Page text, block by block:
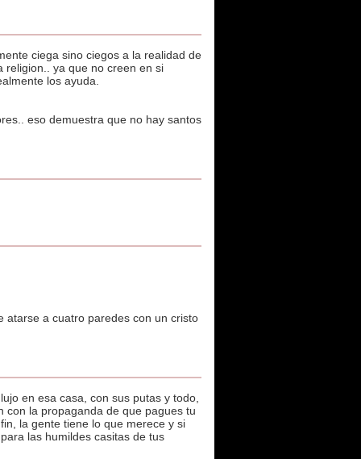
ciega sino ciegos a la realidad de
religion.. ya que no creen en si
los ayuda.
eso demuestra que no hay santos
atarse a cuatro paredes con un cristo
en esa casa, con sus putas y todo,
con la propaganda de que pagues tu
la gente tiene lo que merece y si
las humildes casitas de tus